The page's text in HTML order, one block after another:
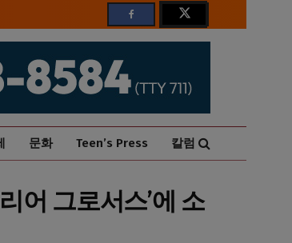
문화 Teen’s Press 칼럼
어 그로서스’에 소